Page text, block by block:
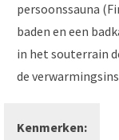
persoonssauna
baden en een
in het souterrain
de
Kenmerken: